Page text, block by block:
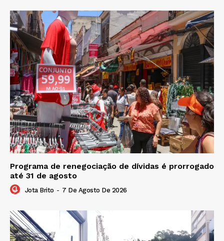
Programa de renegociação de dívidas é prorrogado
até 31 de agosto
Jota Brito - 7 De Agosto De 2026